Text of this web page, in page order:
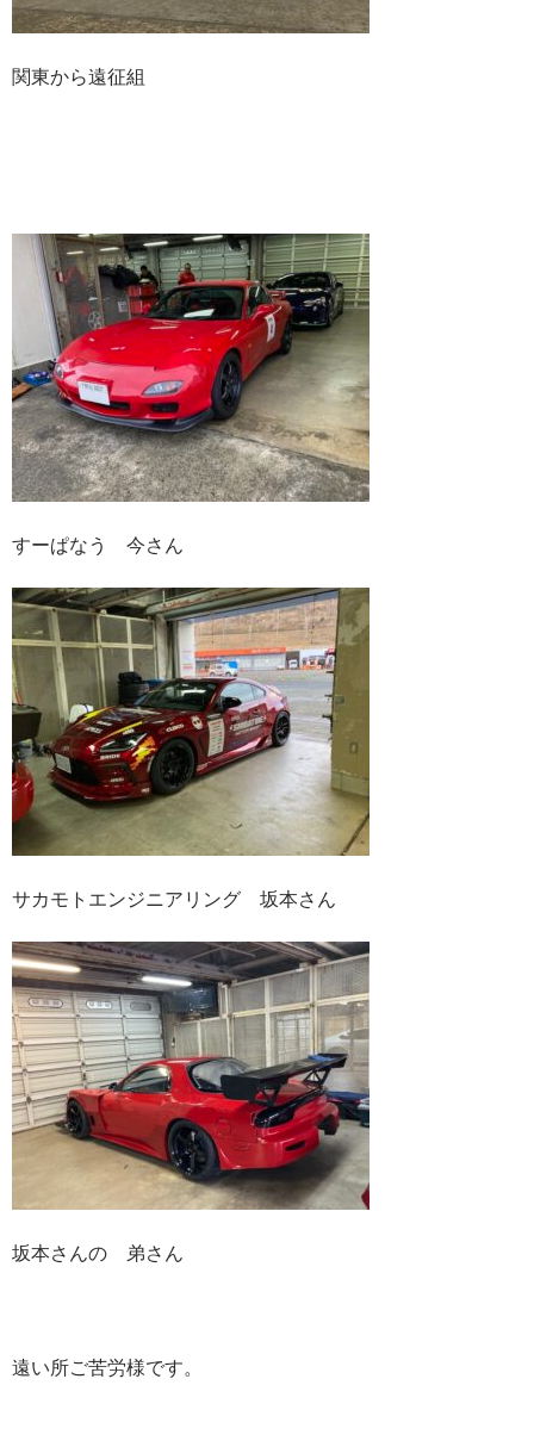
関東から遠征組
すーぱなう 今さん
サカモトエンジニアリング 坂本さん
坂本さんの 弟さん
遠い所ご苦労様です。